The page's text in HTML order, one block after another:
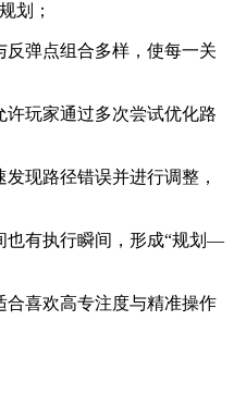
划；
反弹点组合多样，使每一关
玩家通过多次尝试优化路
现路径错误并进行调整，
也有执行瞬间，形成“规划—
合喜欢高专注度与精准操作